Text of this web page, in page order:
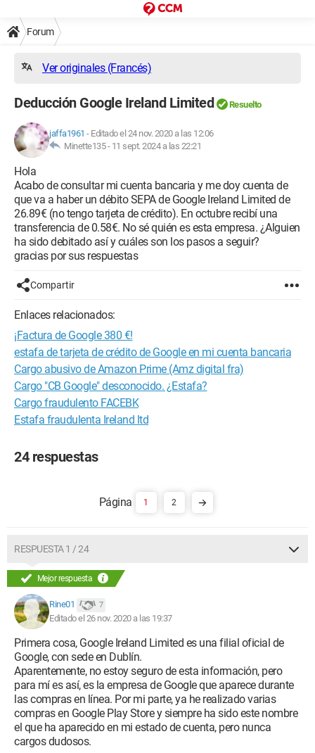
Forum
Ver originales (Francés)
Deducción Google Ireland Limited Resuelto
jaffa1961 - Editado el 24 nov. 2020 a las 12:06
Minette135 - 11 sept. 2024 a las 22:21
Hola
Acabo de consultar mi cuenta bancaria y me doy cuenta de
que va a haber un débito SEPA de Google Ireland Limited de
26.89€ (no tengo tarjeta de crédito). En octubre recibí una
transferencia de 0.58€. No sé quién es esta empresa. ¿Alguien
ha sido debitado así y cuáles son los pasos a seguir?
gracias por sus respuestas
Compartir
Enlaces relacionados:
¡Factura de Google 380 €!
estafa de tarjeta de crédito de Google en mi cuenta bancaria
Cargo abusivo de Amazon Prime (Amz digital fra)
Cargo "CB Google" desconocido. ¿Estafa?
Cargo fraudulento FACEBK
Estafa fraudulenta Ireland ltd
24 respuestas
1 2
RESPUESTA 1 / 24
Mejor respuesta
Rine01 7
Editado el 26 nov. 2020 a las 19:37
Primera cosa, Google Ireland Limited es una filial oficial de
Google, con sede en Dublín.
Aparentemente, no estoy seguro de esta información, pero
para mí es así, es la empresa de Google que aparece durante
las compras en línea. Por mi parte, ya he realizado varias
compras en Google Play Store y siempre ha sido este nombre
el que ha aparecido en mi estado de cuenta, pero nunca
cargos dudosos.